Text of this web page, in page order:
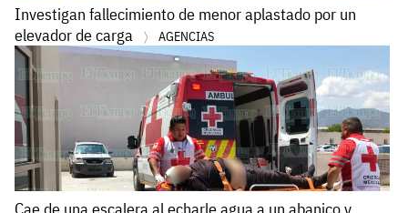
Investigan fallecimiento de menor aplastado por un
elevador de carga
AGENCIAS
Cae de una escalera al echarle agua a un abanico y